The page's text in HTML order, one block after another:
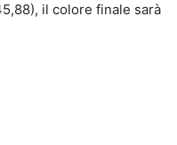
il colore finale sarà